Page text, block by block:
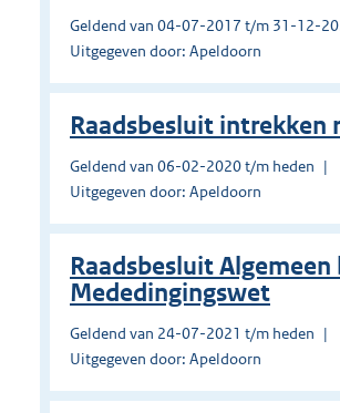
Geldend van 04-07-2017 t/m 31-12-
Uitgegeven door: Apeldoorn
Raadsbesluit intrekken
Geldend van 06-02-2020 t/m heden
Uitgegeven door: Apeldoorn
Raadsbesluit Algemeen
Mededingingswet
Geldend van 24-07-2021 t/m heden
Uitgegeven door: Apeldoorn